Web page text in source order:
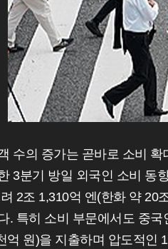
수의 증가는 곧바로 소비
3분기 방일 외국인 소비 동
2조 1,310억 엔(한화 약 20
. 특히 소비 부문에서도 중
억 원)을 지출하며 압도적인